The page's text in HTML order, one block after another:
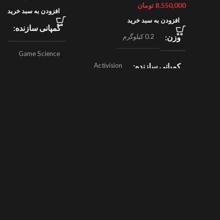
8,550,000 تومان
افزودن به سبد خرید
وزن 0.2 کیلوگرم
کمپانی سازنده
Activision
افزودن به سبد خرید
کمپانی سازنده
Game Science